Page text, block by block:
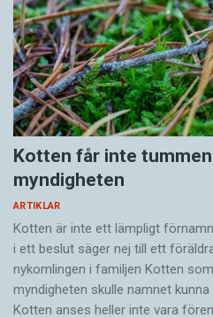
Alltså kan man tänka sig
före nationalitetsskiftet
hålla sig väl med
anamma ett mer
Det betyder också,
allmogen hade det
och ämbetsmän att ta till
riksspråk efter 1658.
påverkade av
Ytterligare en poäng är
Kotten får inte
myndigheten
ARTIKLAR
Kotten är inte ett lämpligt
i ett beslut säger nej till ett
nykomlingen i familjen Kotten
myndigheten skulle namnet
Kotten anses heller inte vara